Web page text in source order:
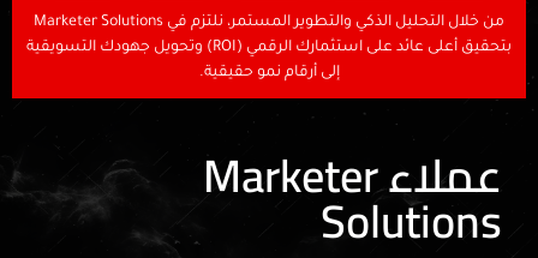
من خلال التحليل الذكي والتطوير المستمر، نلتزم في Marketer Solutions
بتحقيق أعلى عائد على استثمارك الرقمي (ROI) وتحويل جهودك التسويقية
إلى أرقام نمو حقيقية.
عملاء Marketer